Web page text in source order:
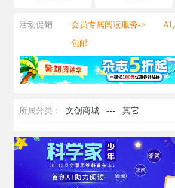
活动促销 会员专属阅读服务->
AI
包邮
所属分类： 文创商城 ---其它